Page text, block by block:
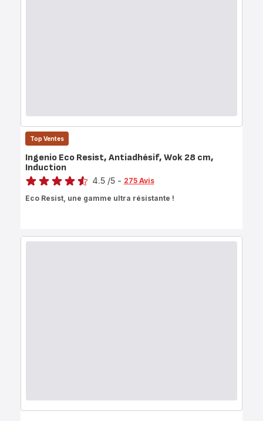
Top Ventes
Ingenio Eco Resist, Antiadhésif, Wok 28 cm,
Induction
Note
4.5 /5 - 275 Avis
Eco Resist, une gamme ultra résistante !